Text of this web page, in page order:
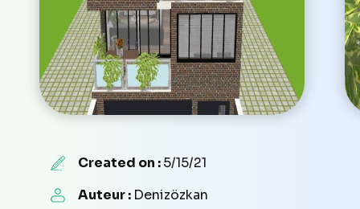
Created on :5/15/21
Auteur : Denizözkan